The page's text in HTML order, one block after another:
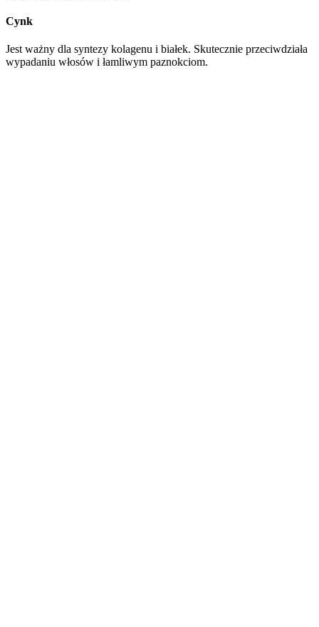
Cynk
Jest ważny dla syntezy kolagenu i białek. Skutecznie przeciwdziała
wypadaniu włosów i łamliwym paznokciom.